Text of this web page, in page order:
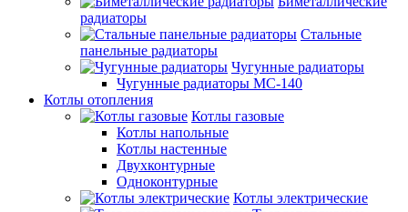
радиаторы
Стальные
панельные радиаторы
Чугунные радиаторы
Чугунные радиаторы МС-140
Котлы отопления
Котлы газовые
Котлы напольные
Котлы настенные
Двухконтурные
Одноконтурные
Котлы электрические